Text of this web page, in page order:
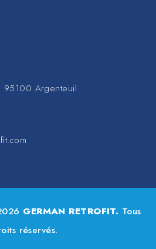
95100 Argenteuil
GERMAN RETROFIT. Tous
réservés.